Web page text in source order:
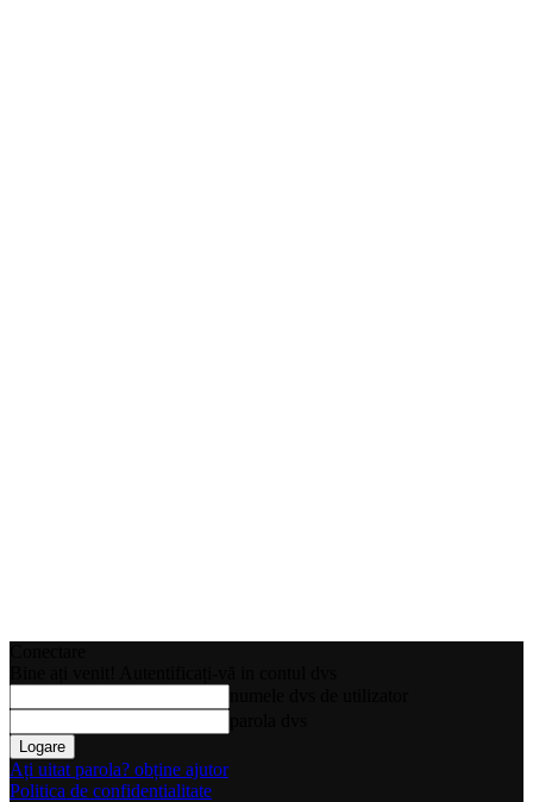
Ați uitat parola? obține ajutor
Politica de confidentialitate